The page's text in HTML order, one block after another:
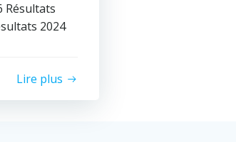
Résultats
2024
Lire plus